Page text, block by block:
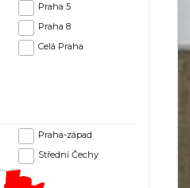
Praha 5
Praha 8
Celá Praha
Praha-západ
Střední Čechy